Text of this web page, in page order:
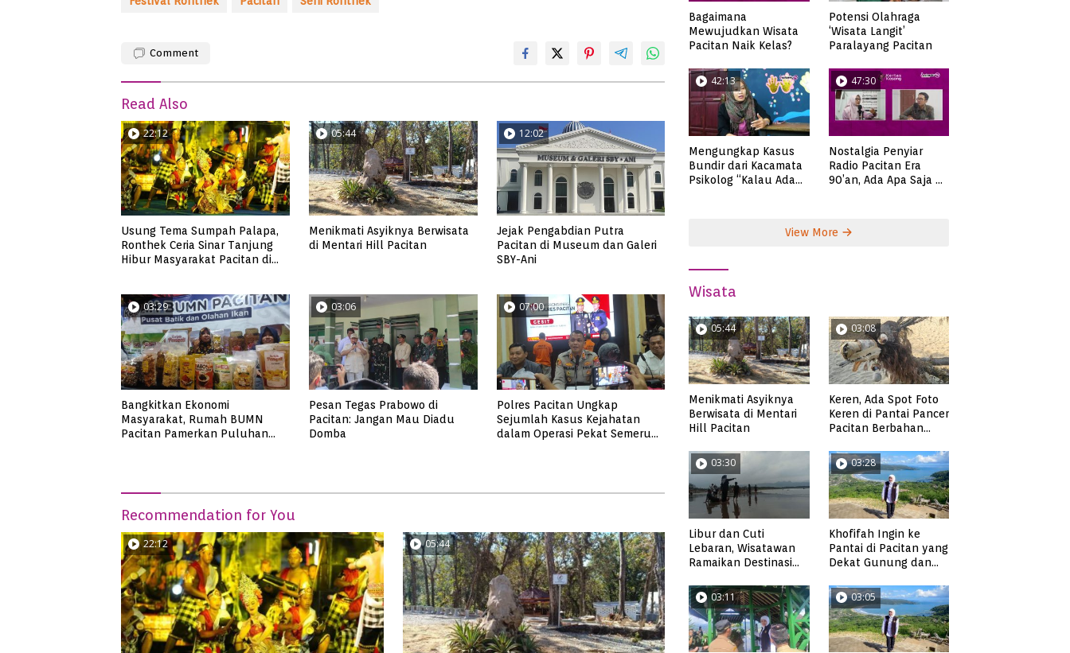
Comment
Read Also
22:12
Usung Tema Sumpah Palapa,
Ronthek Ceria Sinar Tanjung
Hibur Masyarakat Pacitan di
05:44
Menikmati Asyiknya Berwisata
di Mentari Hill Pacitan
12:02
Jejak Pengabdian Putra
Pacitan di Museum dan Galeri
SBY-Ani
03:29
Bangkitkan Ekonomi
Masyarakat, Rumah BUMN
Pacitan Pamerkan Puluhan
03:06
Pesan Tegas Prabowo di
Pacitan: Jangan Mau Diadu
Domba
07:00
Polres Pacitan Ungkap
Sejumlah Kasus Kejahatan
dalam Operasi Pekat Semeru
Recommendation for You
22:12 05:44
Bagaimana
Mewujudkan Wisata
Pacitan Naik Kelas?
Potensi Olahraga
‘Wisata Langit’
Paralayang Pacitan
42:13
Mengungkap Kasus
Bundir dari Kacamata
Psikolog “Kalau Ada
47:30
Nostalgia Penyiar
Radio Pacitan Era
90’an, Ada Apa Saja di
View More
Wisata
05:44
Menikmati Asyiknya
Berwisata di Mentari
Hill Pacitan
03:08
Keren, Ada Spot Foto
Keren di Pantai Pancer
Pacitan Berbahan
03:30
Libur dan Cuti
Lebaran, Wisatawan
Ramaikan Destinasi
03:28
Khofifah Ingin ke
Pantai di Pacitan yang
Dekat Gunung dan
Pangasan?
03:11 03:05